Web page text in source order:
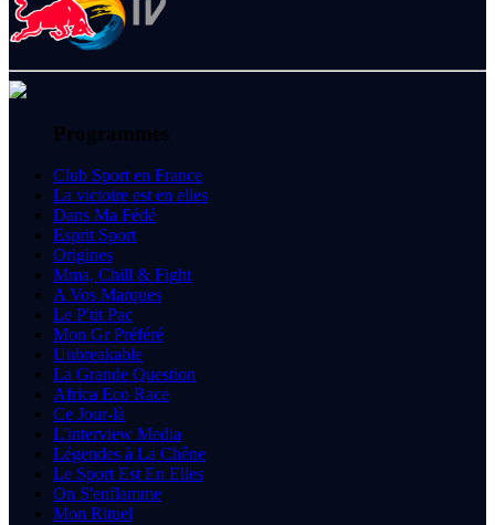
Programmes
Club Sport en France
La victoire est en elles
Dans Ma Fédé
Esprit Sport
Origines
Mma, Chill & Fight
A Vos Marques
Le P'tit Pac
Mon Gr Préféré
Unbreakable
La Grande Question
Africa Eco Race
Ce Jour-là
L'interview Media
Légendes à La Chêne
Le Sport Est En Elles
On S'enflamme
Mon Rituel